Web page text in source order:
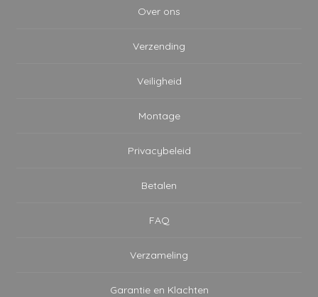
Over ons
Verzending
Veiligheid
Montage
Privacybeleid
Betalen
FAQ
Verzameling
Garantie en Klachten